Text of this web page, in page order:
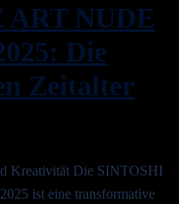
ART NUDE
Die
Zeitalter
Kreativität Die SINTOSHI
ist eine transformative